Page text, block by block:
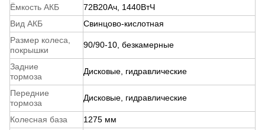
Ёмкость АКБ
72В20Ач, 1440ВтЧ
Вид АКБ
Свинцово-кислотная
Размер колеса,
покрышки
90/90-10, безкамерные
Задние
тормоза
Дисковые, гидравлические
Передние
тормоза
Дисковые, гидравлические
Колесная база
1275 мм